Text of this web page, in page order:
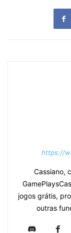
https://
Cassiano,
jogos grátis,
outras